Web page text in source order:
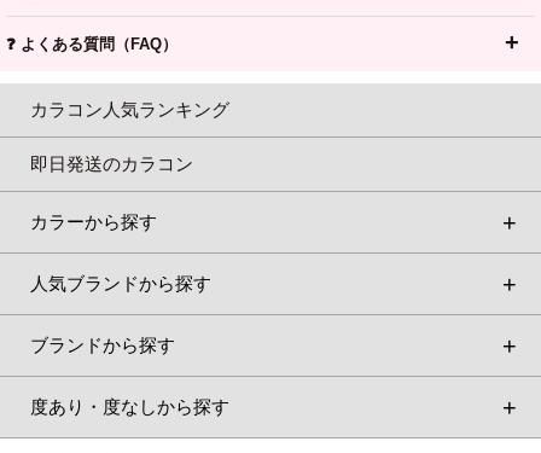
❓ よくある質問（FAQ）
カラコン人気ランキング
即日発送のカラコン
カラーから探す
人気ブランドから探す
ブランドから探す
度あり・度なしから探す